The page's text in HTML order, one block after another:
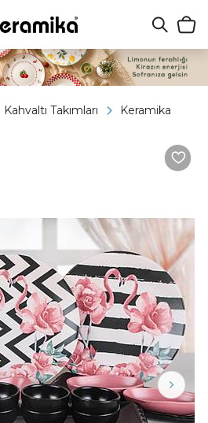
Kahvaltı Takımları Keramika